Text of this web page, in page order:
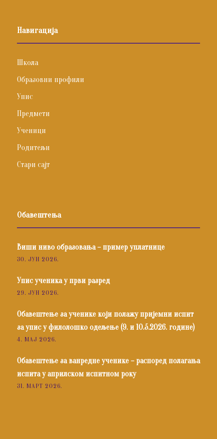
Навигација
Школа
Образовни профили
Упис
Предмети
Ученици
Родитељи
Стари сајт
Обавештења
Виши ниво образовања – пример уплатнице
30. ЈУН 2026.
Упис ученика у први разред
29. ЈУН 2026.
Обавештење за ученике који полажу пријемни испит
за упис у филолошко одељење (9. и 10.5.2026. године)
4. МАЈ 2026.
Обавештење за ванредне ученике – распоред полагања
испита у априлском испитном року
31. МАРТ 2026.